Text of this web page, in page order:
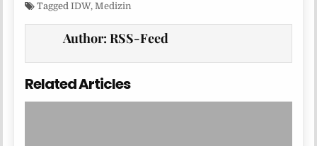
TaggedIDW,Medizin
Author:RSS-Feed
Related Articles